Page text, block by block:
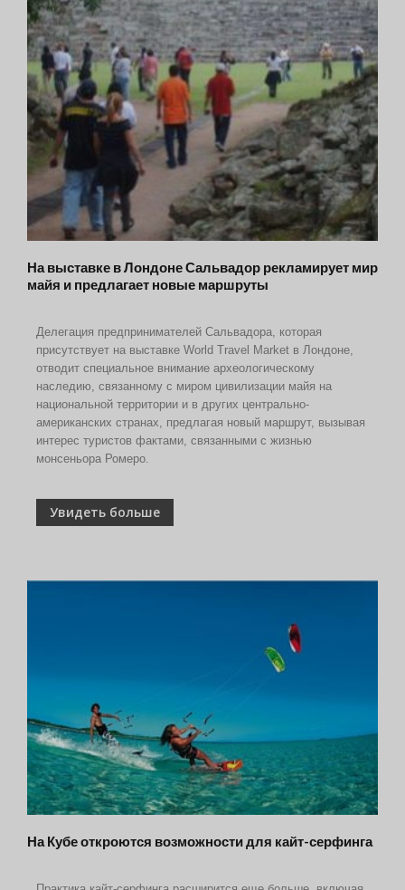
На выставке в Лондоне Сальвадор рекламирует мир
майя и предлагает новые маршруты
Делегация предпринимателей Сальвадора, которая
присутствует на выставке World Travel Market в Лондоне,
отводит специальное внимание археологическому
наследию, связанному с миром цивилизации майя на
национальной территории и в других центрально-
американских странах, предлагая новый маршрут, вызывая
интерес туристов фактами, связанными с жизнью
монсеньора Ромеро.
Увидеть больше
На Кубе откроются возможности для кайт-серфинга